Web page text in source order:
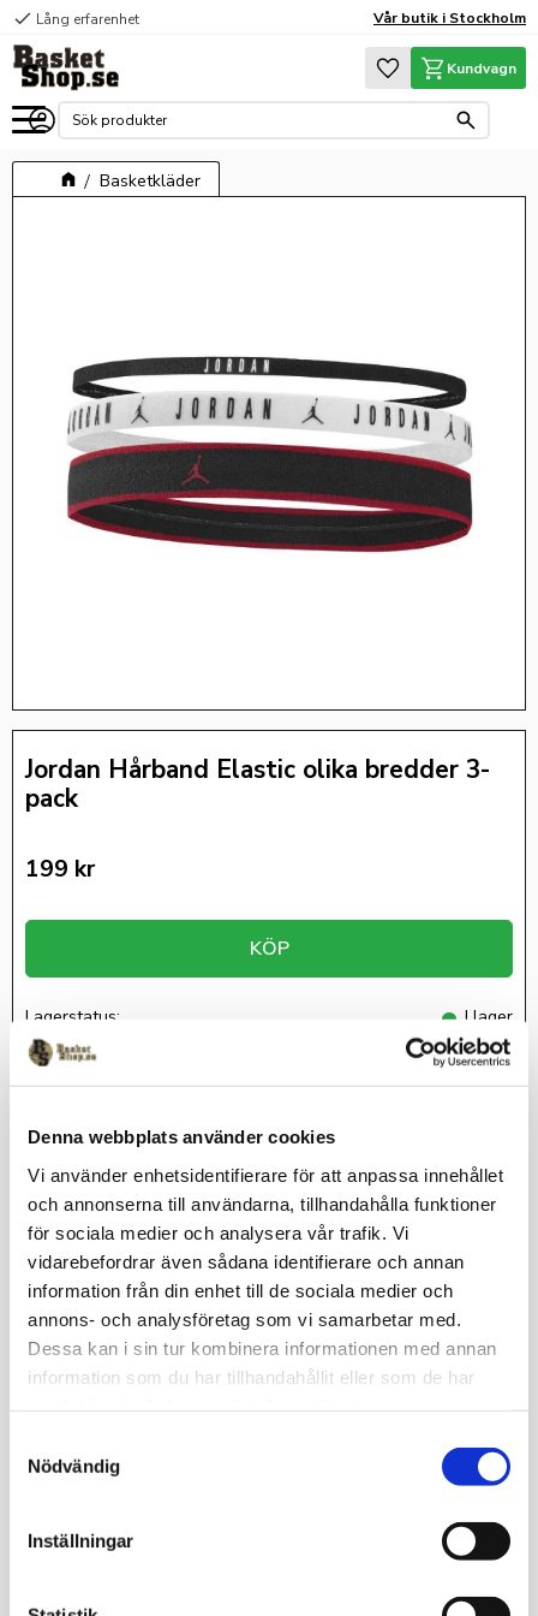
Denna webbplats använder cookies
Vi använder enhetsidentifierare för att anpassa innehållet
och annonserna till användarna, tillhandahålla funktioner
för sociala medier och analysera vår trafik. Vi
vidarebefordrar även sådana identifierare och annan
information från din enhet till de sociala medier och
annons- och analysföretag som vi samarbetar med.
Dessa kan i sin tur kombinera informationen med annan
information som du har tillhandahållit eller som de har
Nödvändig
Inställningar
Meny
check Lång erfarenhet Vår butik i Stockholm
Favoriter
Kundvagn
Basketkläder
Jordan Hårband Elastic olika bredder 3-
pack
199 kr
KÖP
Lagerstatus
I lager
Artikelnr
J1007583-036
Hårband från Jordan. Silikon på insidan som håller bandet på
plats. 3-pack i tre olika bredder på banden.
Omdömen
Du
Bli den första att lämna ett omdöme.